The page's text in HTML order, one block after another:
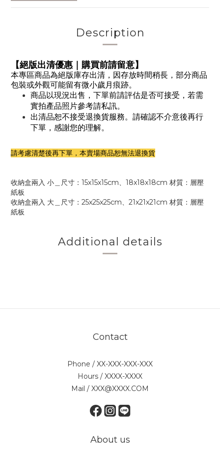
Description
【絕版出清優惠｜購買前請留意】
本專區商品為絕版庫存出清，因存放時間稍長，部分商品
包裝或外觀可能留有微小歲月痕跡。
商品以現況出售，下單前請評估是否可接受，若需
實拍產品照片參考請私訊。
出清品恕不接受退換貨服務。 請確認不介意後再行
下單，感謝您的理解。
請考慮清楚後再下單，本賣場商品恕無法退換貨
收納盒兩入 小＿尺寸：15x15x15cm、18x18x18cm 材質：層壓
紙板
收納盒兩入 大＿尺寸：25x25x25cm、21x21x21cm 材質：層壓
紙板
Additional details
Contact
Phone / XX-XXX-XXX-XXX
Hours / XXXX-XXXX
Mail / XXX@XXXX.COM
About us